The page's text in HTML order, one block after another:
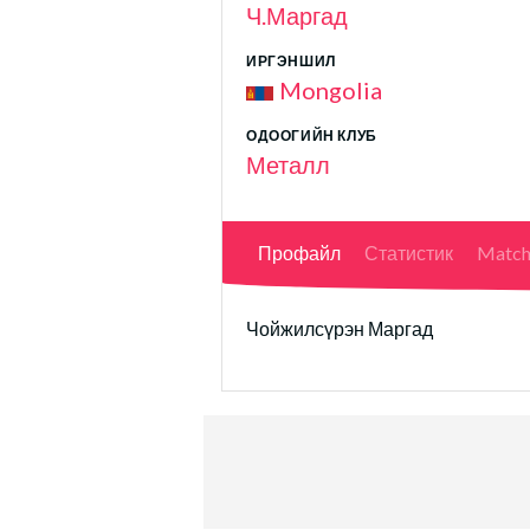
Ч.Маргад
ИРГЭНШИЛ
Mongolia
ОДООГИЙН КЛУБ
Металл
Профайл Статистик
Чойжилсүрэн Маргад